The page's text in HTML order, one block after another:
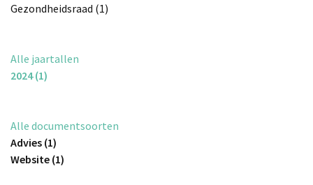
Gezondheidsraad (1)
Alle jaartallen
2024 (1)
Alle documentsoorten
Advies (1)
Website (1)